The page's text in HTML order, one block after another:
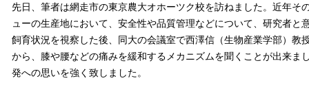
先日、筆者は網走市の東京農大オホーツク校を訪ねました。近年
ューの生産地において、安全性や品質管理などについて、研究者
飼育状況を視察した後、同大の会議室で西澤信（生物産業学部）
から、膝や腰などの痛みを緩和するメカニズムを聞くことが出来
発への思いを強く致しました。